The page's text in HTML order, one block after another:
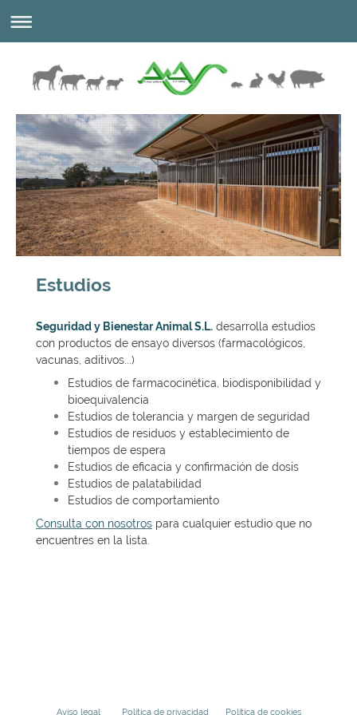
Estudios
Seguridad y Bienestar Animal S.L. desarrolla estudios
con productos de ensayo diversos (farmacológicos,
vacunas, aditivos...)
Estudios de farmacocinética, biodisponibilidad y
bioequivalencia
Estudios de tolerancia y margen de seguridad
Estudios de residuos y establecimiento de
tiempos de espera
Estudios de eficacia y confirmación de dosis
Estudios de palatabilidad
Estudios de comportamiento
Consulta con nosotros para cualquier estudio que no
encuentres en la lista.
Aviso legal Política de privacidad Política de cookies